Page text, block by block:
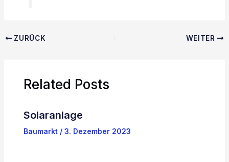
ZURÜCK WEITER
Related Posts
Solaranlage
Baumarkt/ 3. Dezember 2023